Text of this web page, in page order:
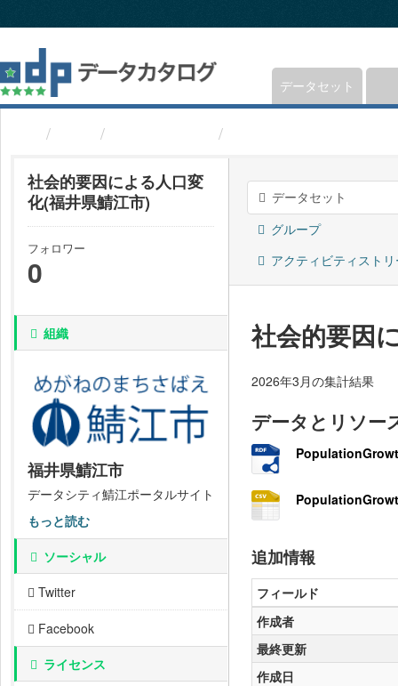
キ
プ
し
て
データセット
社会的要因による人口変
化(福井県鯖江市)
フォロワー
0
組織
福井県鯖江市
データシティ鯖江ポータルサイト
もっと読む
ソーシャル
Twitter
Facebook
ライセンス
データセット
グループ
アクティビティスト
社会的要因
2026年3月の集計結果
データとリソー
追加情報
フィールド
作成者
最終更新
作成日